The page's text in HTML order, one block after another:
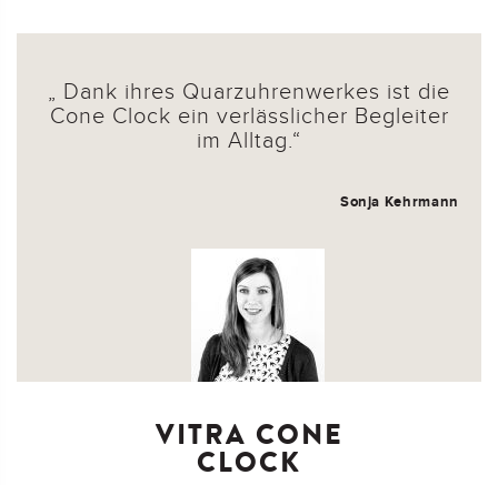
Dank ihres Quarzuhrenwerkes ist die
Cone Clock ein verlässlicher Begleiter
im Alltag.
Sonja Kehrmann
VITRA CONE
CLOCK